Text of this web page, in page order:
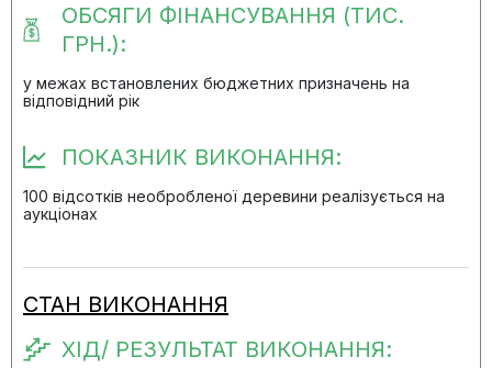
ОБСЯГИ ФІНАНСУВАННЯ (ТИС.
ГРН.):
у межах встановлених бюджетних призначень на
відповідний рік
ПОКАЗНИК ВИКОНАННЯ:
100 відсотків необробленої деревини реалізується на
аукціонах
СТАН ВИКОНАННЯ
ХІД/ РЕЗУЛЬТАТ ВИКОНАННЯ: